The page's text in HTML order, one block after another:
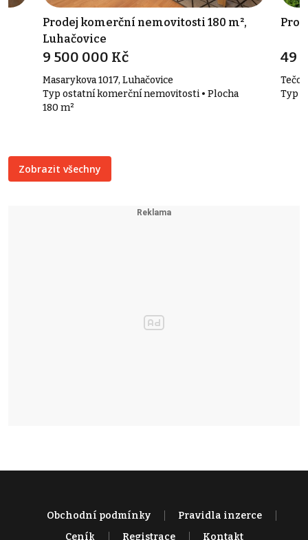
Prodej komerční nemovitosti 180 m²,
Luhačovice
9 500 000 Kč
Masarykova 1017, Luhačovice
Typ ostatní komerční nemovitosti • Plocha
180 m²
49
Typ
Zobrazit všechny
Obchodní podmínky
Pravidla inzerce
Ceník
Registrace Kontakt